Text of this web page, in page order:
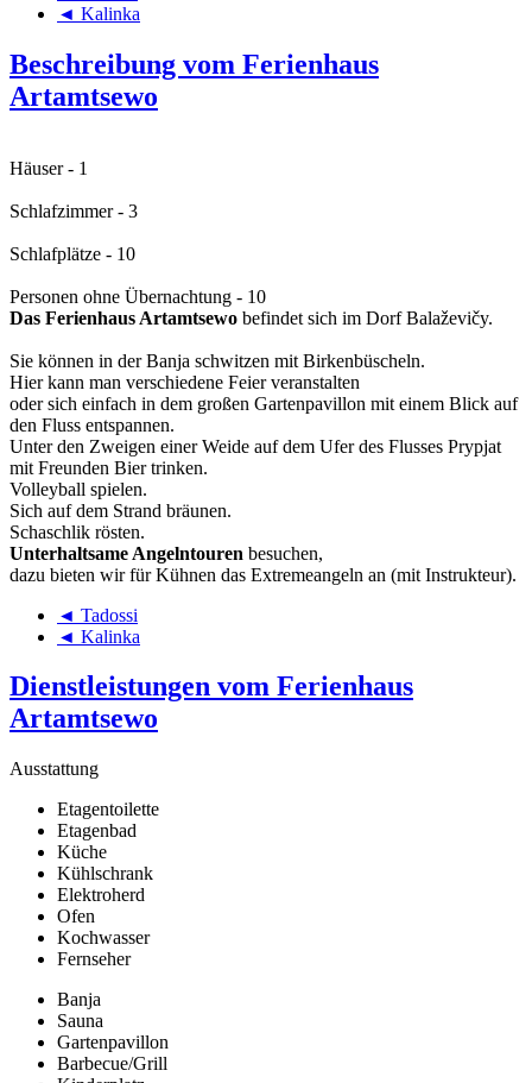
◄ Kalinka
Beschreibung vom Ferienhaus
Artamtsewo
Häuser - 1
Schlafzimmer - 3
Schlafplätze - 10
Personen ohne Übernachtung - 10
Das Ferienhaus Artamtsewo befindet sich im Dorf Balaževičy.
Sie können in der Banja schwitzen mit Birkenbüscheln.
Hier kann man verschiedene Feier veranstalten
oder sich einfach in dem großen Gartenpavillon mit einem Blick auf
den Fluss entspannen.
Unter den Zweigen einer Weide auf dem Ufer des Flusses Prypjat
mit Freunden Bier trinken.
Volleyball spielen.
Sich auf dem Strand bräunen.
Schaschlik rösten.
Unterhaltsame Angelntouren besuchen,
dazu bieten wir für Kühnen das Extremeangeln an (mit Instrukteur).
◄ Tadossi
◄ Kalinka
Dienstleistungen vom Ferienhaus
Artamtsewo
Ausstattung
Etagentoilette
Etagenbad
Küche
Kühlschrank
Elektroherd
Ofen
Kochwasser
Fernseher
Banja
Sauna
Gartenpavillon
Barbecue/Grill